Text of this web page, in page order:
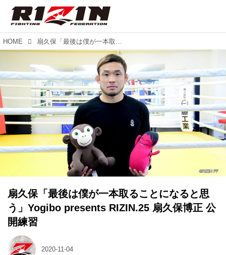
HOME 扇久保「最後は僕が一本取ることになると思う」Yogibo presents RIZIN.25 扇久保博正 公開練習
扇久保「最後は僕が一本取ることになると思
う」Yogibo presents RIZIN.25 扇久保博正 公
開練習
2020-11-04